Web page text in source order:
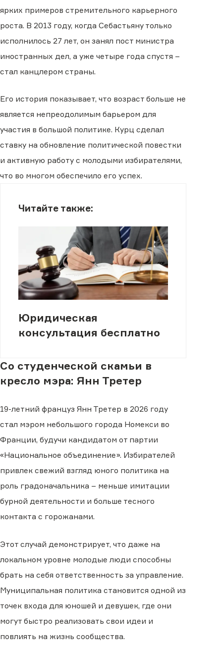
ярких примеров стремительного карьерного
роста. В 2013 году, когда Себастьяну только
исполнилось 27 лет, он занял пост министра
иностранных дел, а уже четыре года спустя –
стал канцлером страны.
Его история показывает, что возраст больше не
является непреодолимым барьером для
участия в большой политике. Курц сделал
ставку на обновление политической повестки
и активную работу с молодыми избирателями,
что во многом обеспечило его успех.
Читайте также:
Юридическая
консультация бесплатно
Со студенческой скамьи в
кресло мэра: Янн Третер
19-летний француз Янн Третер в 2026 году
стал мэром небольшого города Номекси во
Франции, будучи кандидатом от партии
«Национальное объединение». Избирателей
привлек свежий взгляд юного политика на
роль градоначальника – меньше имитации
бурной деятельности и больше тесного
контакта с горожанами.
Этот случай демонстрирует, что даже на
локальном уровне молодые люди способны
брать на себя ответственность за управление.
Муниципальная политика становится одной из
точек входа для юношей и девушек, где они
могут быстро реализовать свои идеи и
повлиять на жизнь сообщества.